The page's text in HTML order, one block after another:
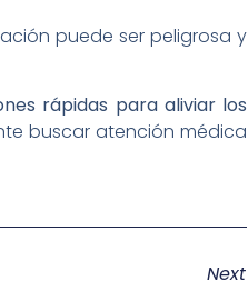
puede ser peligrosa y
rápidas para aliviar los
buscar atención médica
Next